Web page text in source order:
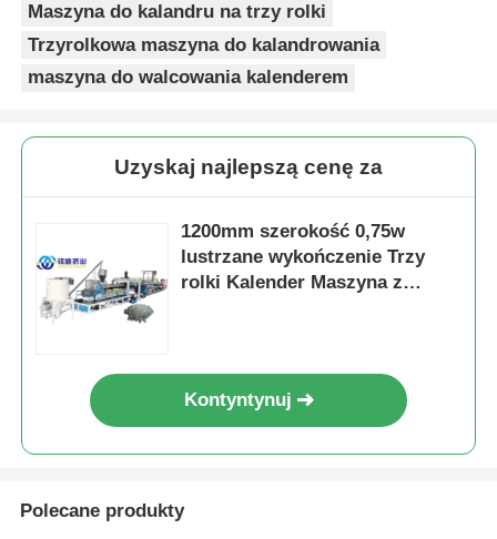
Maszyna do kalandru na trzy rolki
Trzyrolkowa maszyna do kalandrowania
maszyna do walcowania kalenderem
Uzyskaj najlepszą cenę za
1200mm szerokość 0,75w
lustrzane wykończenie Trzy
rolki Kalender Maszyna z
Kontyntynuj
Polecane produkty